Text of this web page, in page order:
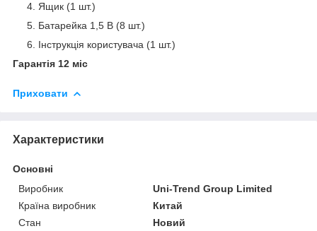
Ящик (1 шт.)
Батарейка 1,5 В (8 шт.)
Інструкція користувача (1 шт.)
Гарантія 12 міс
Приховати
Характеристики
Основні
Виробник
Uni-Trend Group Limited
Країна виробник
Китай
Стан
Новий